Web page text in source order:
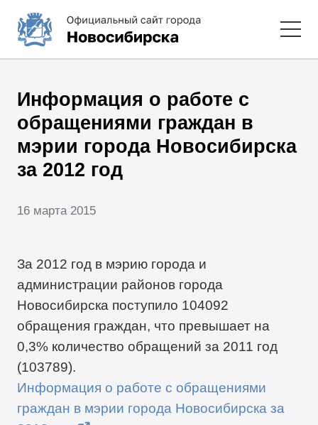
Информация о работе с
обращениями граждан в
мэрии города Новосибирска
за 2012 год
16 марта 2015
За 2012 год в мэрию города и
администрации районов города
Новосибирска поступило 104092
обращения граждан, что превышает на
0,3% количество обращений за 2011 год
(103789).
Информация о работе с обращениями
граждан в мэрии города Новосибирска за